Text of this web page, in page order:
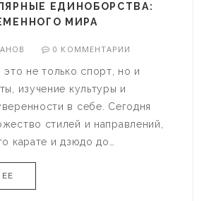
ЕДИНОБОРСТВА:
МИРА
0 КОММЕНТАРИИ
это не только спорт, но и
изучение культуры и
в себе. Сегодня
стилей и направлений,
карате и дзюдо до
свои уникальные